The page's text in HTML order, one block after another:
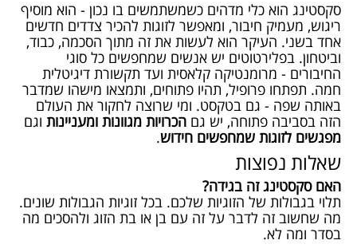
סקסטינג הוא כלי מדהים כשמשתמשים בו נכון - הוא מוסיף
ריגוש, מעמיק חיבור, ומאפשר לזוגות להכיר צדדים חדשים
אחד בשני. העיקר הוא לעשות את זה מתוך הסכמה, כבוד,
וביטחון. בפלירטוטים יש אנשים שמחפשים כל סוגי
החיבורים - מרומנטיקה קלאסית ועד תקשורת דיגיטלית
חמה. תפתחו פרופיל, תהיו פתוחים, ותמצאו מישהו שמדבר
באותה שפה - גם בטקסט. ומי שרוצה לחקור את העולם
הזה בסביבה פתוחה, יש גם הכרויות מגוונות ומעניינות וגם
מפגשים לזוגות שמחפשים חידוש.
שאלות נפוצות
האם סקסטינג זה בגידה?
תלוי בגבולות של הזוגיות שלכם. בכל זוגיות הגבולות שונים.
מה שחשוב זה לדבר על זה עם בן או בת הזוג ולהסכים מה
בסדר ומה לא.